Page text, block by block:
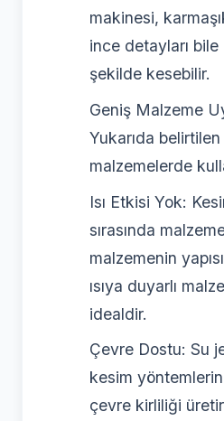
makinesi,
ince detayları
şekilde kesebilir.
Geniş Malzeme
Yukarıda
malzemelerde
Isı Etkisi Yok:
sırasında
malzemenin
ısıya duyarlı
idealdir.
Çevre Dostu: Su
kesim
çevre kirliliği